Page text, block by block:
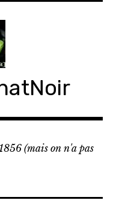
(mais on n'a pas